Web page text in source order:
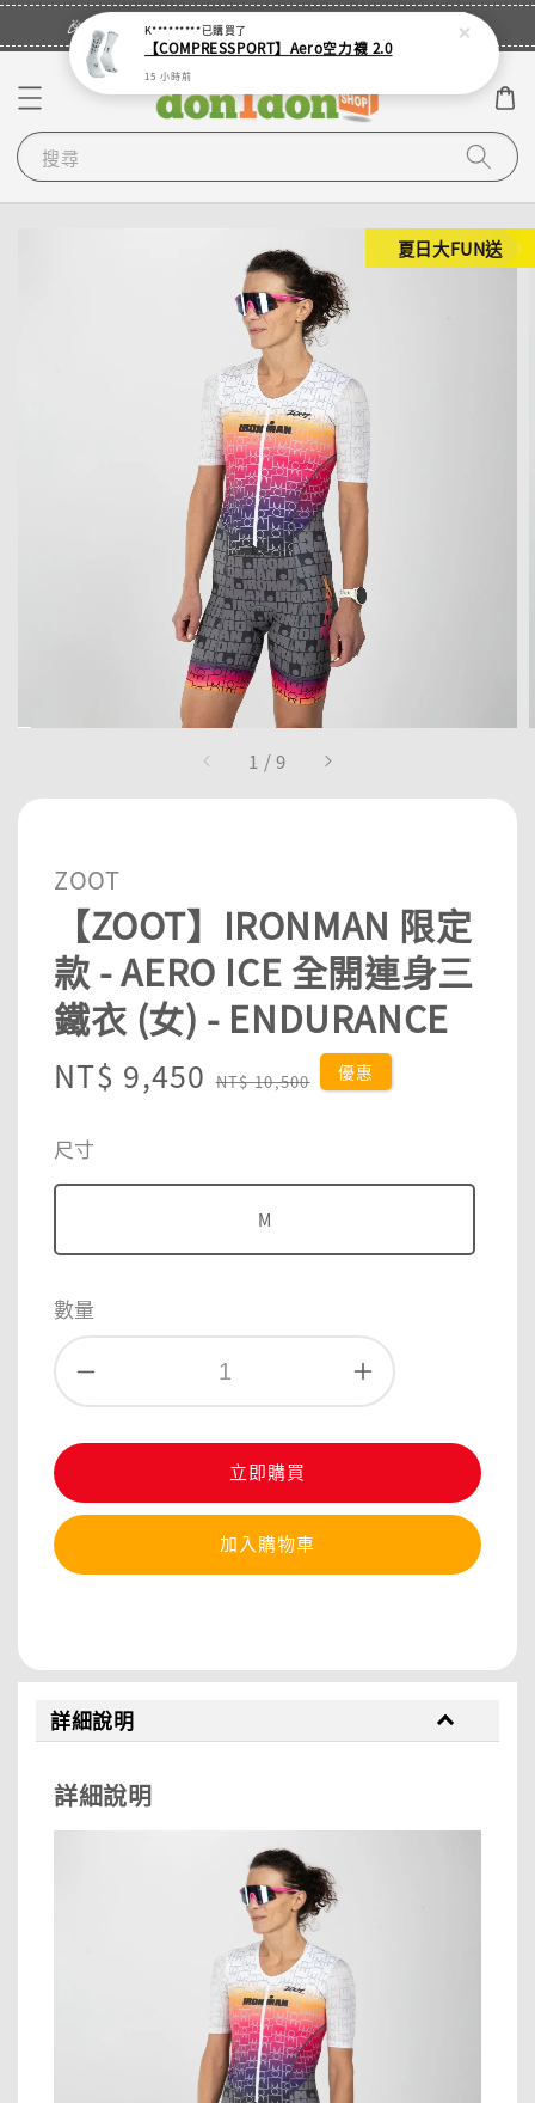
🎉登入會員・領取您的專屬折扣券！
搜尋
1 /9
夏日大FUN送
ZOOT
【ZOOT】IRONMAN 限定
款 - AERO ICE 全開連身三
鐵衣 (女) - ENDURANCE
Sale
NT$ 9,450 Regular
NT$ 10,500 優惠
尺寸
M
數量
立即購買
加入購物車
詳細說明
詳細說明
K*********已購買了
【COMPRESSPORT】Aero空力襪 2.0
15 小時前